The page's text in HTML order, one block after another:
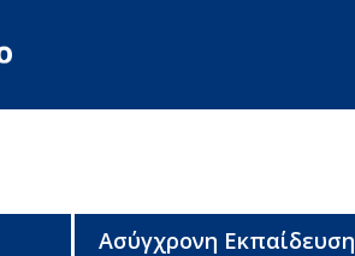
Ασύγχρονη Εκπαίδευση